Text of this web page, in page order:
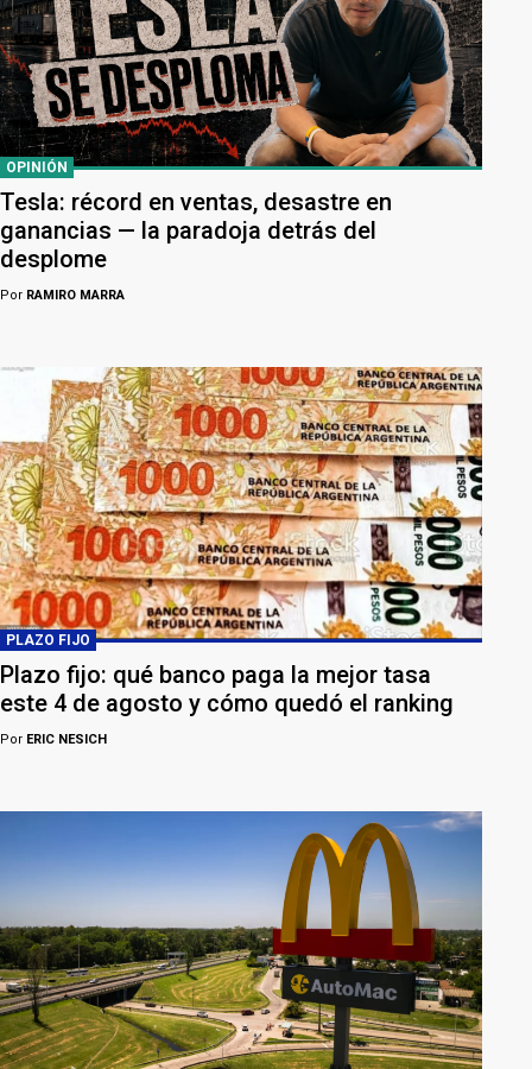
OPINIÓN
Tesla: récord en ventas, desastre en
ganancias — la paradoja detrás del
desplome
Por RAMIRO MARRA
PLAZO FIJO
Plazo fijo: qué banco paga la mejor tasa
este 4 de agosto y cómo quedó el ranking
Por ERIC NESICH